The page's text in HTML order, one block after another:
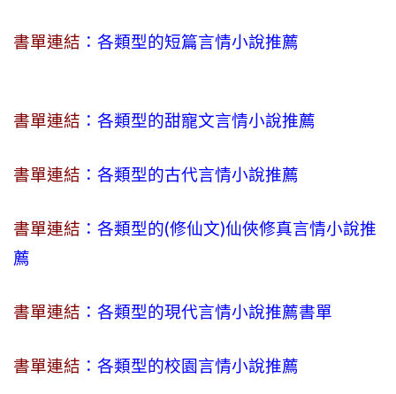
書單連結 ：各類型的短篇言情小說推薦
書單連結 ：各類型的甜寵文言情小說推薦
書單連結 ：各類型的古代言情小說推薦
書單連結 ：各類型的(修仙文)仙俠修真言情小說推
薦
書單連結 ：各類型的現代言情小說推薦書單
書單連結 ：各類型的校園言情小說推薦